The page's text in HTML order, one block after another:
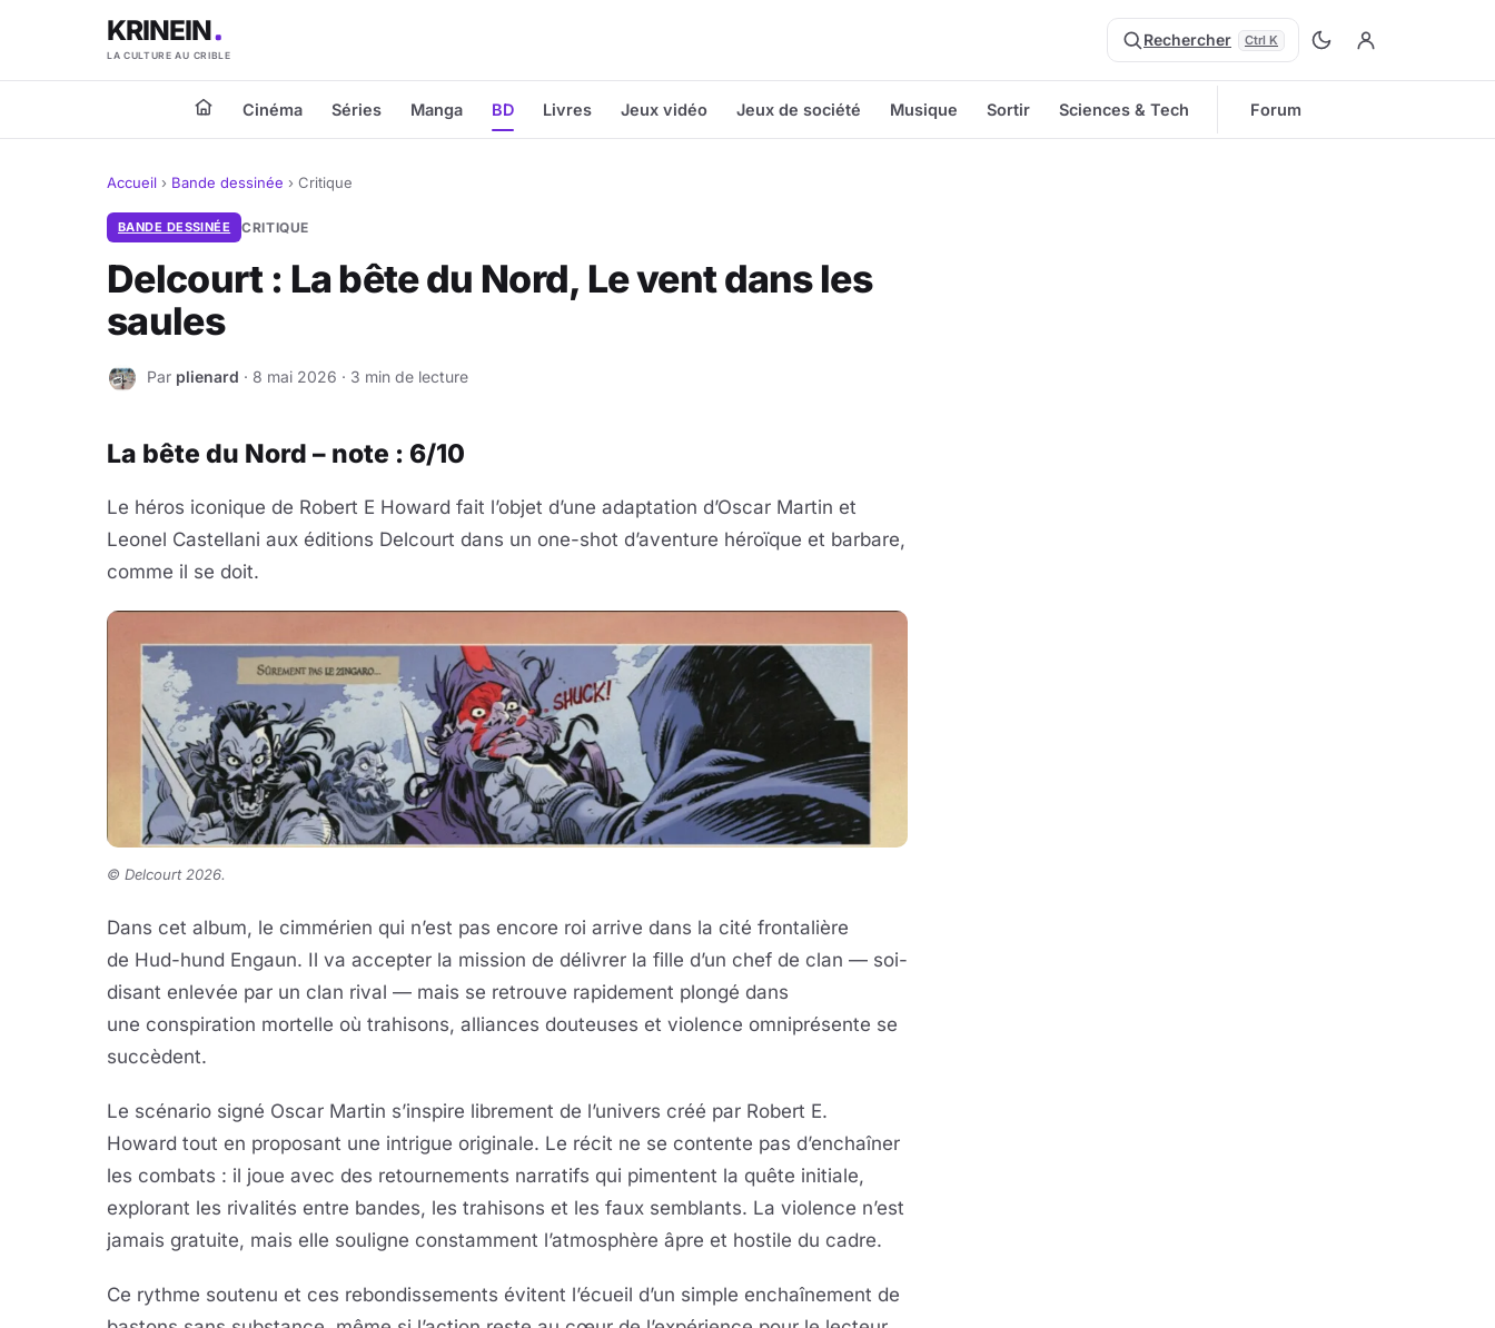
KRINEIN
LA CULTURE AU CRIBLE
Rechercher Ctrl K
Cinéma Séries Manga BD Livres Jeux vidéo Jeux de société Musique Sortir Sciences & Tech Forum
Accueil › Bande dessinée › Critique
BANDE DESSINÉE CRITIQUE
Delcourt : La bête du Nord, Le vent dans les
saules
P Par plienard · 8 mai 2026 · 3 min de lecture
La bête du Nord – note : 6/10
Le héros iconique de Robert E Howard fait l’objet d’une adaptation d’Oscar Martin et
Leonel Castellani aux éditions Delcourt dans un one-shot d’aventure héroïque et barbare,
comme il se doit.
© Delcourt 2026.
Dans cet album, le cimmérien qui n’est pas encore roi arrive dans la cité frontalière
de Hud-hund Engaun. Il va accepter la mission de délivrer la fille d’un chef de clan — soi-
disant enlevée par un clan rival — mais se retrouve rapidement plongé dans
une conspiration mortelle où trahisons, alliances douteuses et violence omniprésente se
succèdent.
Le scénario signé Oscar Martin s’inspire librement de l’univers créé par Robert E.
Howard tout en proposant une intrigue originale. Le récit ne se contente pas d’enchaîner
les combats : il joue avec des retournements narratifs qui pimentent la quête initiale,
explorant les rivalités entre bandes, les trahisons et les faux semblants. La violence n’est
jamais gratuite, mais elle souligne constamment l’atmosphère âpre et hostile du cadre.
Ce rythme soutenu et ces rebondissements évitent l’écueil d’un simple enchaînement de